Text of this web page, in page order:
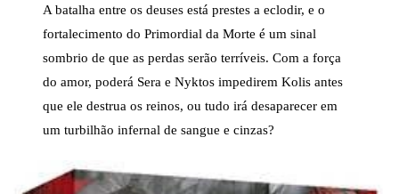
A batalha entre os deuses está prestes a eclodir, e o
fortalecimento do Primordial da Morte é um sinal
sombrio de que as perdas serão terríveis. Com a força
do amor, poderá Sera e Nyktos impedirem Kolis antes
que ele destrua os reinos, ou tudo irá desaparecer em
um turbilhão infernal de sangue e cinzas?